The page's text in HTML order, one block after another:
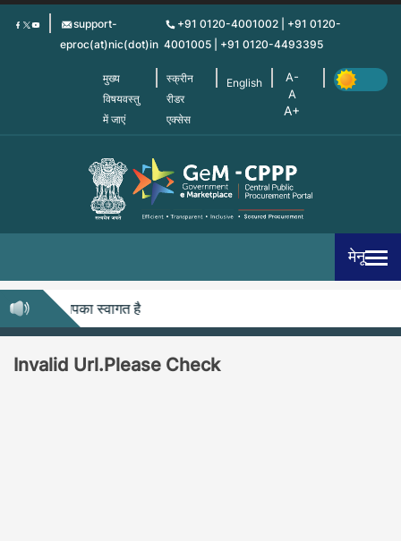
Skip
support-
eproc(at)nic(dot)in
+91 0120-4001002 | +91 0120-
4001005 | +91 0120-4493395
मुख्य
विषयवस्तु
में जाएं
स्क्रीन
रीडर
एक्सेस
English
मेनू
में आपका स्वागत है
Invalid Url.Please Check